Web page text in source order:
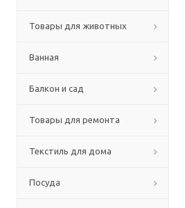
Товары для животных
Ванная
Балкон и сад
Товары для ремонта
Текстиль для дома
Посуда